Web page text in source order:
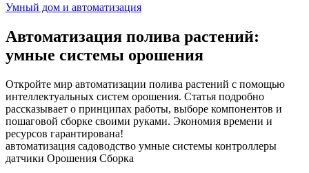
Умный дом и автоматизация
Автоматизация полива растений:
умные системы орошения
Откройте мир автоматизации полива растений с помощью
интеллектуальных систем орошения. Статья подробно
рассказывает о принципах работы, выборе компонентов и
пошаговой сборке своими руками. Экономия времени и
ресурсов гарантирована!
автоматизация садоводство умные системы контроллеры
датчики Орошения Сборка